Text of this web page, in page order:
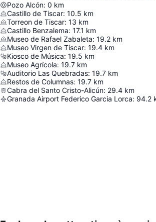
Pozo Alcón: 0 km
Castillo de Tiscar: 10.5 km
Torreon de Tiscar: 13 km
Castillo Benzalema: 17.1 km
Museo de Rafael Zabaleta: 19.2 km
Museo Virgen de Tíscar: 19.4 km
Kiosco de Música: 19.5 km
Museo Agrícola: 19.7 km
Auditorio Las Quebradas: 19.7 km
Restos de Columnas: 19.7 km
Cabra del Santo Cristo-Alicún: 29.4 km
Granada Airport Federico Garcia Lorca: 94.2